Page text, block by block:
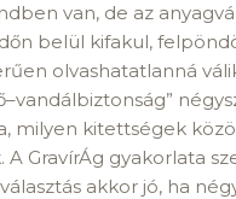
van, de az
belül kifakul,
olvashatatlanná
milyen kitettségek
A GravírÁg gyakorlata
akkor jó, ha